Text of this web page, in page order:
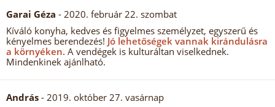
Garai Géza - 2020. február 22. szombat
Kíváló konyha, kedves és figyelmes személyzet, egyszerű és
kényelmes berendezés! Jó lehetőségek vannak kirándulásra
a környéken. A vendégek is kulturáltan viselkednek.
Mindenkinek ajánlható.
András - 2019. október 27. vasárnap